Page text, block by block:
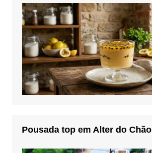
Pousada top em Alter do Chão